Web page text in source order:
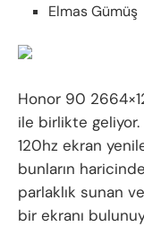
Elmas Gümüş
Honor 90
ile birlikte
120hz ekran
bunların
parlaklık sunan
bir ekranı